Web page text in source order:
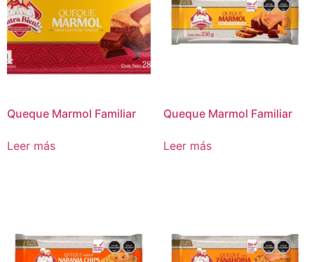
Queque Marmol Familiar
Leer más
Queque Marmol Familiar
Leer más